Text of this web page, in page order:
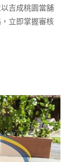
吉成桃園當舖
立即掌握審核